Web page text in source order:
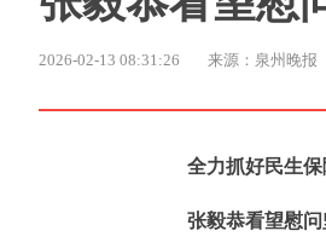
2026-02-13 08:31:26 来源：泉州晚报
全力抓好民生
张毅恭看望慰